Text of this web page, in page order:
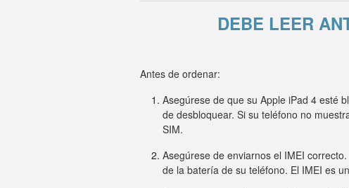
DEBE LEER
Antes de ordenar:
Asegúrese de que su Apple iPad 4 esté
de desbloquear. Si su teléfono no
SIM.
Asegúrese de enviarnos el IMEI
de la batería de su teléfono. El IMEI es